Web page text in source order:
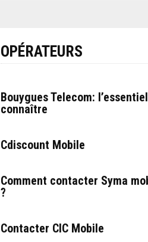
OPÉRATEURS
Bouygues Telecom:
connaître
Cdiscount Mobile
Comment contacter Syma
?
Contacter CIC Mobile